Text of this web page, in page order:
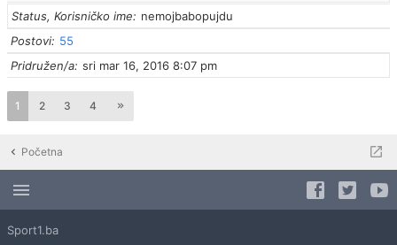
Status, Korisničko ime
nemojbabopujdu
Postovi
55
Pridružen/a sri mar 16, 2016 8:07 pm
1 2 3 4
Početna
Sport1.ba